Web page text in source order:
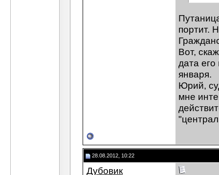
портит.
Вот,
дата
января.
Юрий,
мне
28.08.2012, 10:22
Дубовик